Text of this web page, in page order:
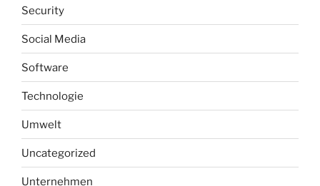
Security
Social Media
Software
Technologie
Umwelt
Uncategorized
Unternehmen